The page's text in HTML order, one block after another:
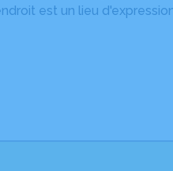
est un lieu